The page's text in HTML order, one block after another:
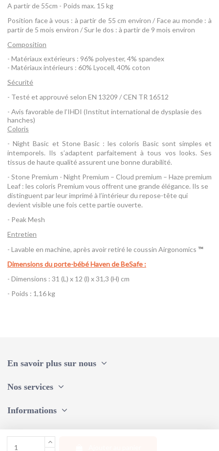
A partir de 55cm - Poids max. 15 kg
Position face à vous : à partir de 55 cm environ / Face au monde : à
partir de 5 mois environ / Sur le dos : à partir de 9 mois environ
Composition
- Matériaux extérieurs : 96% polyester, 4% spandex
- Matériaux intérieurs : 60% Lyocell, 40% coton
Sécurité
- Testé et approuvé selon EN 13209 / CEN TR 16512
- Avis favorable de l’IHDI (Institut international de dysplasie des
hanches)
Coloris
- Night Basic et Stone Basic : les coloris Basic sont simples et
intemporels. Ils s’adaptent parfaitement à tous vos looks. Ses
tissus de haute qualité assurent une bonne durabilité.
- Stone Premium - Night Premium – Cloud premium – Haze premium
Leaf : les coloris Premium vous offrent une grande élégance. Ils se
distinguent par leur imprimé à l’intérieur du repose-tête qui
devient visible une fois cette partie ouverte.
- Peak Mesh
Entretien
- Lavable en machine, après avoir retiré le coussin Airgonomics ™
Dimensions du porte-bébé Haven de BeSafe :
- Dimensions : 31 (L) x 12 (l) x 31,3 (H) cm
- Poids : 1,16 kg
En savoir plus sur nous
Nos services
Informations